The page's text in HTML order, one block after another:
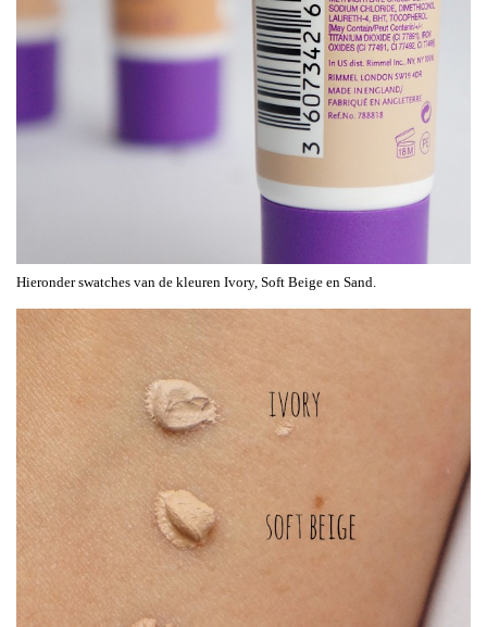
Hieronder swatches van de kleuren Ivory, Soft Beige en Sand.